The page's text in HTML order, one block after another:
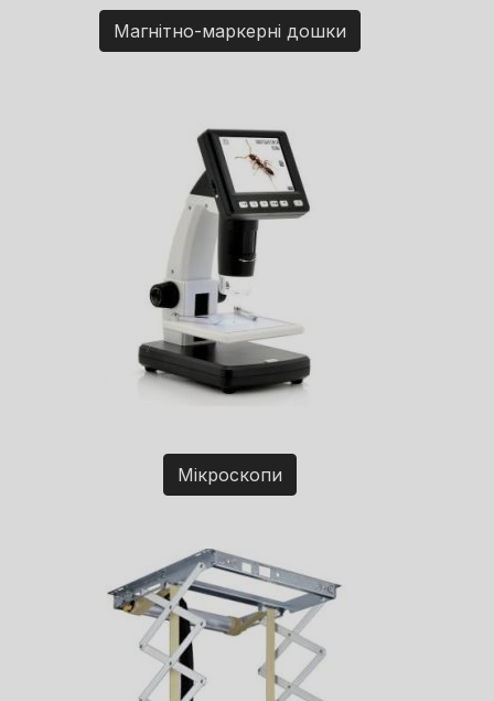
Магнітно-маркерні дошки
Мікроскопи